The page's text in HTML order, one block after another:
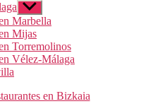
Mostrar
el
submenú
Marbella
Mijas
Torremolinos
Vélez-Málaga
Categoríasen Bizkaia